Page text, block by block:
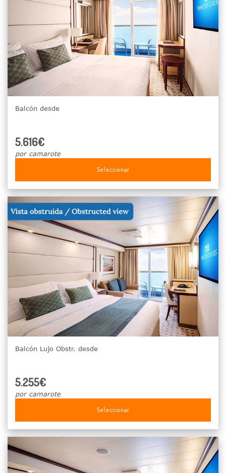
Balcón desde
5.616€
por camarote
Seleccionar
Balcón Lujo Obstr. desde
5.255€
por camarote
Seleccionar